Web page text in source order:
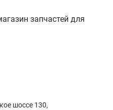
запчастей для
шоссе 130,